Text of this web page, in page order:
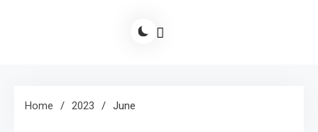
Home 2023 June